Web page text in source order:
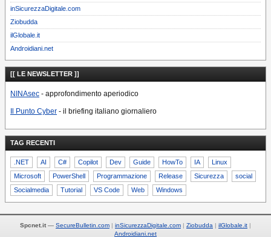
inSicurezzaDigitale.com
Ziobudda
ilGlobale.it
Androidiani.net
[[ LE NEWSLETTER ]]
NINAsec - approfondimento aperiodico
Il Punto Cyber - il briefing italiano giornaliero
TAG RECENTI
.NET AI C# Copilot Dev Guide HowTo IA
Linux
Microsoft
PowerShell Programmazione Release Sicurezza
social
Socialmedia
Tutorial VS Code Web Windows
Spcnet.it— SecureBulletin.com inSicurezzaDigitale.com Ziobudda
ilGlobale.it
Androidiani.net